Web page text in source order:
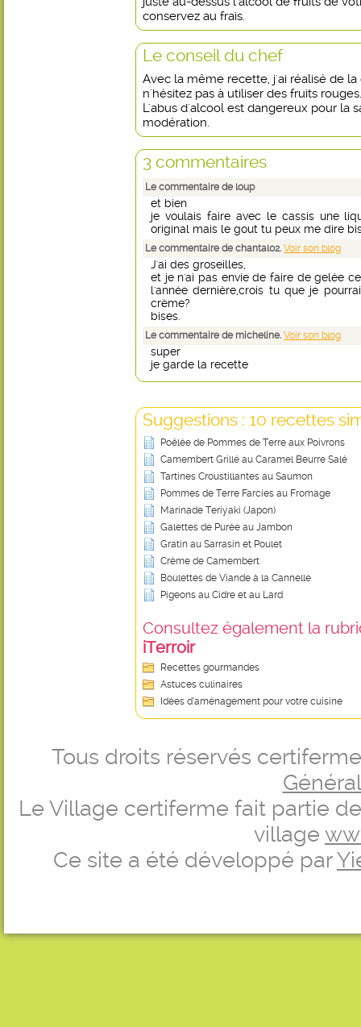
conservez au frais.
Le conseil du chef
Avec la même recette, j'ai réalisé de
n'hésitez pas à utiliser des fruits rouges.
L'abus d'alcool est dangereux pour la
modération.
3 commentaires
Le commentaire de loup
et bien
je voulais faire avec le cassis une
original mais le gout tu peux me dire
Le commentaire de chantal02. Voir son blog
J'ai des groseilles,
et je n'ai pas envie de faire de gelée
l'année dernière,crois tu que je
crème?
bises.
Le commentaire de micheline. Voir son blog
super
je garde la recette
Suggestions : 10 recettes
Poêlée de Pommes de Terre aux Poivrons
Camembert Grillé au Caramel Beurre Salé
Tartines Croustillantes au Saumon
Pommes de Terre Farcies au Fromage
Marinade Teriyaki (Japon)
Galettes de Purée au Jambon
Gratin au Sarrasin et Poulet
Crème de Camembert
Boulettes de Viande à la Cannelle
Pigeons au Cidre et au Lard
Consultez également la
iTerroir
Recettes gourmandes
Astuces culinaires
Idées d’aménagement pour votre cuisine
Tous droits réservés
Le Village certiferme fait partie
village
Ce site a été développé par